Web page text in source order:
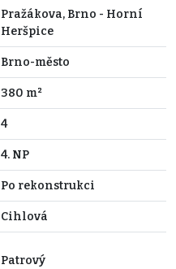
Pražákova, Brno - Horní
Heršpice
Brno-město
380 m²
4
4. NP
Po rekonstrukci
Cihlová
Patrový